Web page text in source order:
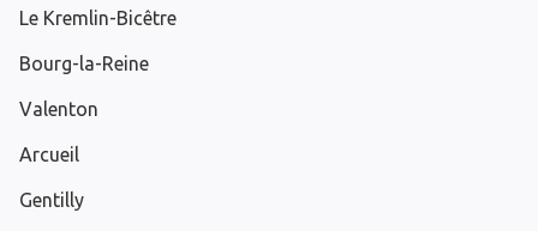
Le Kremlin-Bicêtre
Bourg-la-Reine
Valenton
Arcueil
Gentilly